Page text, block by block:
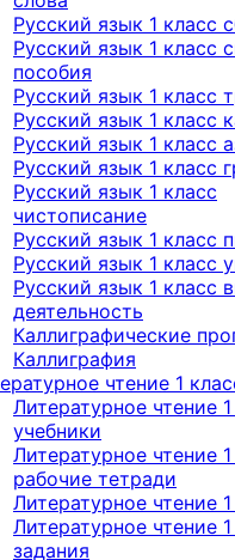
Русский язык 1 класс
Русский язык 1 класс
пособия
Русский язык 1 класс
Русский язык 1 класс
Русский язык 1 класс
Русский язык 1 класс
Русский язык 1 класс
чистописание
Русский язык 1 класс
Русский язык 1 класс
Русский язык 1 класс
деятельность
Каллиграфические
Каллиграфия
чтение 1
Литературное чтение
учебники
Литературное чтение
рабочие тетради
Литературное чтение
Литературное чтение
задания